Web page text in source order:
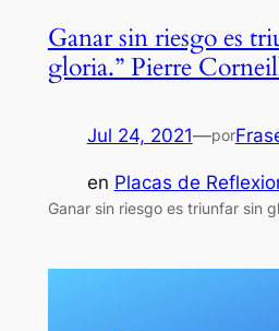
Ganar sin riesgo es
gloria.” Pierre
Jul 24, 2021—por
en Placas de
Ganar sin riesgo es triunfar sin